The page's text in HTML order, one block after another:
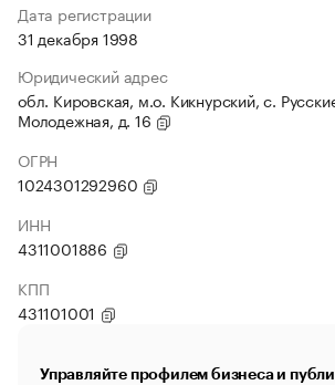
Дата регистрации
31 декабря 1998
Юридический адрес
обл. Кировская, м.о. Кикнурский, с.
Молодежная, д. 16
ОГРН
1024301292960
ИНН
4311001886
КПП
431101001
Управляйте профилем бизнеса и